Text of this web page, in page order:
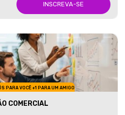
INSCREVA-SE
PARA VOCÊ +1 PARA UM AMIGO
COMERCIAL